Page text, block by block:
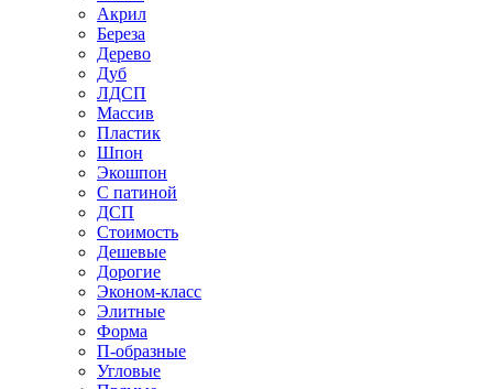
Акрил
Береза
Дерево
Дуб
ЛДСП
Массив
Пластик
Шпон
Экошпон
С патиной
ДСП
Стоимость
Дешевые
Дорогие
Эконом-класс
Элитные
Форма
П-образные
Угловые